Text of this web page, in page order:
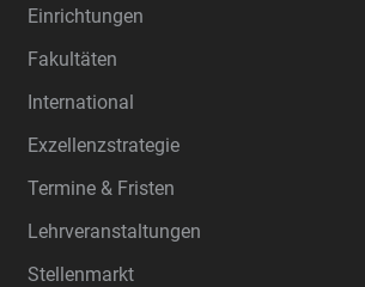
Einrichtungen
Fakultäten
International
Exzellenzstrategie
Termine & Fristen
Lehrveranstaltungen
Stellenmarkt